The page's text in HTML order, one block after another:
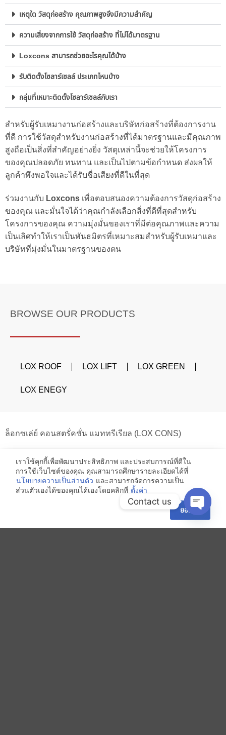
เหตุใด วัสดุก่อสร้าง คุณภาพสูงจึงมีความสำคัญ
ความเสี่ยงจากการใช้ วัสดุก่อสร้าง ที่ไม่ได้มาตรฐาน
Loxcons สามารถช่วยอะไรคุณได้บ้าง
รับติดตั้งโซลาร์เซลล์ ประเภทไหนบ้าง
กลุ่มที่เหมาะติดตั้งโซลาร์เซลล์กับเรา
สำหรับผู้รับเหมางานก่อสร้างและบริษัทก่อสร้างที่ต้องการงาน
ที่ดี การใช้วัสดุสำหรับงานก่อสร้างที่ได้มาตรฐานและมีคุณภาพ
สูงถือเป็นสิ่งที่สำคัญอย่างยิ่ง วัสดุเหล่านี้จะช่วยให้โครงการ
ของคุณปลอดภัย ทนทาน และเป็นไปตามข้อกำหนด ส่งผลให้
ลูกค้าพึงพอใจและได้รับชื่อเสียงที่ดีในที่สุด
ร่วมงานกับ Loxcons เพื่อตอบสนองความต้องการวัสดุก่อสร้าง
ของคุณ และมั่นใจได้ว่าคุณกำลังเลือกสิ่งที่ดีที่สุดสำหรับ
โครงการของคุณ ความมุ่งมั่นของเราที่มีต่อคุณภาพและความ
เป็นเลิศทำให้เราเป็นพันธมิตรที่เหมาะสมสำหรับผู้รับเหมาและ
บริษัทที่มุ่งมั่นในมาตรฐานของตน
BROWSE OUR PRODUCTS
LOX ROOF LOX LIFT LOX GREEN
LOX ENEGY
ล็อกซเล่ย์ คอนสตรั่คชั่น แมททรีเรียล (LOX CONS)
102 อาคาร อาคารล็อกซเล่ย์ ชั้น 15 ถนน ณ ระนอง แขวง
คลองเตย เขตคลองเตย กรุงเทพมหานคร 10110
Email:loxcons@loxley.co.th
เราใช้คุกกี้เพื่อพัฒนาประสิทธิภาพ และประสบการณ์ที่ดีใน
การใช้เว็บไซต์ของคุณ คุณสามารถศึกษารายละเอียดได้ที่
นโยบายความเป็นส่วนตัว และสามารถจัดการความเป็น
ส่วนตัวเองได้ของคุณได้เองโดยคลิกที่ ตั้งค่า
ยอมรับ
Contact us